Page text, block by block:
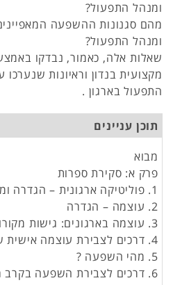
ומנהל התפעול?
מהם סגנונות ההשפעה
ומנהל התפעול?
שאלות אלה, כאמור, נבדקו
מקצועית בנדון וראיונות
התפעול בארגון .
תוכן עניינים
מבוא
פרק א: סקירת ספרות
1. פוליטיקה ארגונית – הגדרה ומאפיינים
2. עוצמה – הגדרה
3. עוצמה בארגונים: גישות מקורות ומאפיינים
4. דרכים לצבירת עוצמה אישית של המנהל בארגון
5. מהי השפעה ?
6. דרכים לצבירת השפעה בקרב מנהלים בארגון